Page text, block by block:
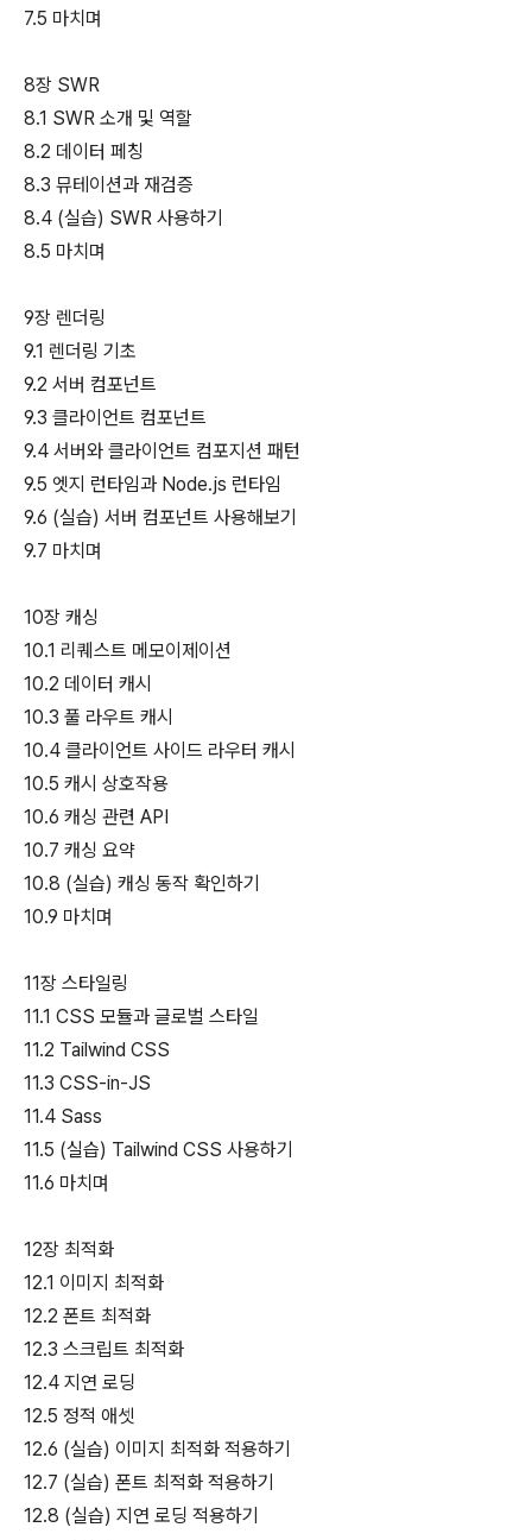
7.5 마치며
8장 SWR
8.1 SWR 소개 및 역할
8.2 데이터 페칭
8.3 뮤테이션과 재검증
8.4 (실습) SWR 사용하기
8.5 마치며
9장 렌더링
9.1 렌더링 기초
9.2 서버 컴포넌트
9.3 클라이언트 컴포넌트
9.4 서버와 클라이언트 컴포지션 패턴
9.5 엣지 런타임과 Node.js 런타임
9.6 (실습) 서버 컴포넌트 사용해보기
9.7 마치며
10장 캐싱
10.1 리퀘스트 메모이제이션
10.2 데이터 캐시
10.3 풀 라우트 캐시
10.4 클라이언트 사이드 라우터 캐시
10.5 캐시 상호작용
10.6 캐싱 관련 API
10.7 캐싱 요약
10.8 (실습) 캐싱 동작 확인하기
10.9 마치며
11장 스타일링
11.1 CSS 모듈과 글로벌 스타일
11.2 Tailwind CSS
11.3 CSS-in-JS
11.4 Sass
11.5 (실습) Tailwind CSS 사용하기
11.6 마치며
12장 최적화
12.1 이미지 최적화
12.2 폰트 최적화
12.3 스크립트 최적화
12.4 지연 로딩
12.5 정적 애셋
12.6 (실습) 이미지 최적화 적용하기
12.7 (실습) 폰트 최적화 적용하기
12.8 (실습) 지연 로딩 적용하기